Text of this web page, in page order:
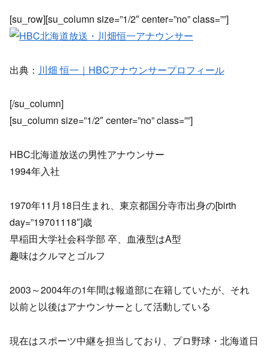
[su_row][su_column size=”1/2″ center=”no” class=””]
出典： 川畑 恒一｜HBCアナウンサープロフィール
[/su_column]
[su_column size=”1/2″ center=”no” class=””]
HBC北海道放送の男性アナウンサー
1994年入社
1970年11月18日生まれ、東京都国分寺市出身の[birth
day=”19701118″]歳
早稲田大学社会科学部 卒、血液型はA型
趣味はクルマとゴルフ
2003～2004年の1年間は報道部に在籍していたが、それ
以前と以後はアナウンサーとして活動している
現在はスポーツ中継を担当しており、プロ野球・北海道日